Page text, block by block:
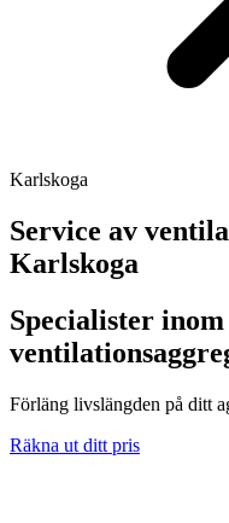
Karlskoga
Service av
Karlskoga
Specialister
Förläng livslängden på ditt
Räkna ut ditt pris